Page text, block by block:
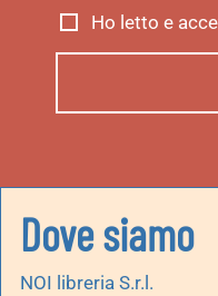
Ho letto e
Dove siamo
NOI libreria S.r.l.